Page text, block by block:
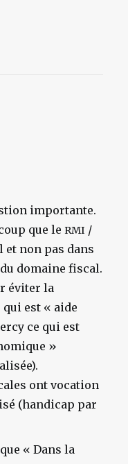
importante.
que le RMI /
non pas dans
domaine fiscal.
éviter la
est « aide
ce qui est
»
ont vocation
(handicap par
« Dans la